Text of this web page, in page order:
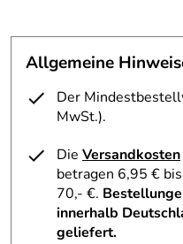
Allgemeine
Der
MwSt.).
Die Versandkosten
betragen 6,95 €
70,- €.
innerhalb
geliefert.